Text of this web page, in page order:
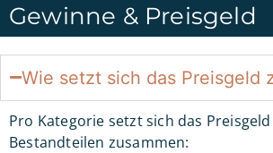
Gewinne & Preisgeld
Wie setzt sich das Preisgeld
Pro Kategorie setzt sich das
Bestandteilen zusammen: